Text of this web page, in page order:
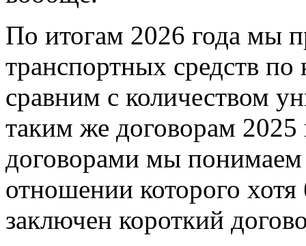
По итогам 2026 года мы
транспортных средств по
сравним с количеством
таким же договорам
договорами мы понимаем
отношении которого
заключен короткий